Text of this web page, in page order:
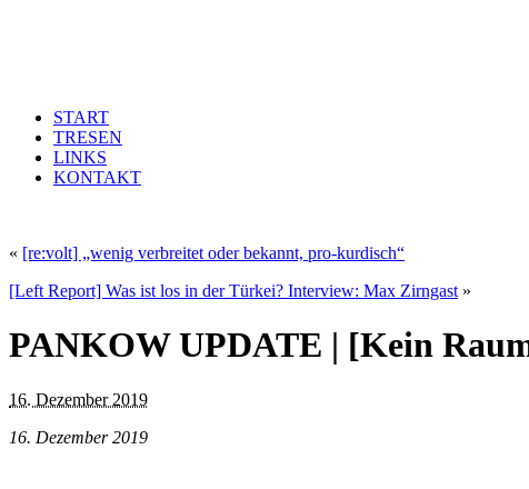
START
TRESEN
LINKS
KONTAKT
« [re:volt] „wenig verbreitet oder bekannt, pro-kurdisch“
[Left Report] Was ist los in der Türkei? Interview: Max Zirngast »
PANKOW UPDATE | [Kein
16. Dezember 2019
16. Dezember 2019